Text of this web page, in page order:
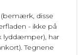
(bemærk, disse
- ikke på
lyddæmper), har
Tegnene